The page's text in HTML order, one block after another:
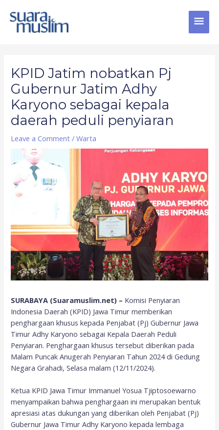
content
KPID Jatim nobatkan Pj
Gubernur Jatim Adhy
Karyono sebagai kepala
daerah peduli penyiaran
Leave a Comment /Warta
SURABAYA (Suaramuslim.net) – Komisi Penyiaran
Indonesia Daerah (KPID) Jawa Timur memberikan
penghargaan khusus kepada Penjabat (Pj) Gubernur Jawa
Timur Adhy Karyono sebagai Kepala Daerah Peduli
Penyiaran. Penghargaan khusus tersebut diberikan pada
Malam Puncak Anugerah Penyiaran Tahun 2024 di Gedung
Negara Grahadi, Selasa malam (12/11/2024).
Ketua KPID Jawa Timur Immanuel Yosua Tjiptosoewarno
menyampaikan bahwa penghargaan ini merupakan bentuk
apresiasi atas dukungan yang diberikan oleh Penjabat (Pj)
Gubernur Jawa Timur Adhy Karyono kepada lembaga